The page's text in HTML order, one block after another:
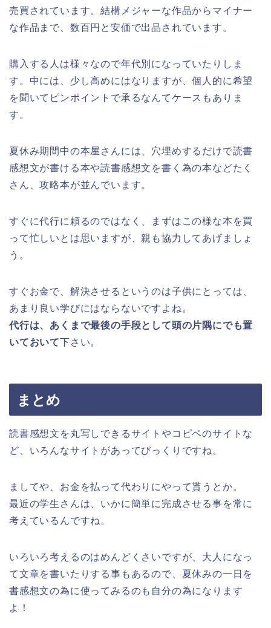
売買されています。結構メジャーな作品からマイナー
な作品まで、数百円と安価で出品されています。
購入する人は様々なので年代別になっていたりしま
す。中には、少し高めにはなりますが、個人的に希望
を聞いてピンポイントで承るなんてケースもありま
す。
夏休み期間中の本屋さんには、穴埋めするだけで読書
感想文が書ける本や読書感想文を書く為の本などたく
さん、攻略本が並んでいます。
すぐに代行に頼るのではなく、まずはこの様な本を買
って忙しいとは思いますが、親も協力してあげましょ
う。
すぐお金で、解決させるというのは子供にとっては、
あまり良い学びにはならないですよね。
代行は、あくまで最後の手段として頭の片隅にでも置
いておいて下さい。
まとめ
読書感想文を丸写しできるサイトやコピペのサイトな
ど、いろんなサイトがあってびっくりですね。
ましてや、お金を払って代わりにやって貰うとか。
最近の学生さんは、いかに簡単に完成させる事を常に
考えているんですね。
いろいろ考えるのはめんどくさいですが、大人になっ
て文章を書いたりする事もあるので、夏休みの一日を
書感想文の為に使ってみるのも自分の為になります
よ！